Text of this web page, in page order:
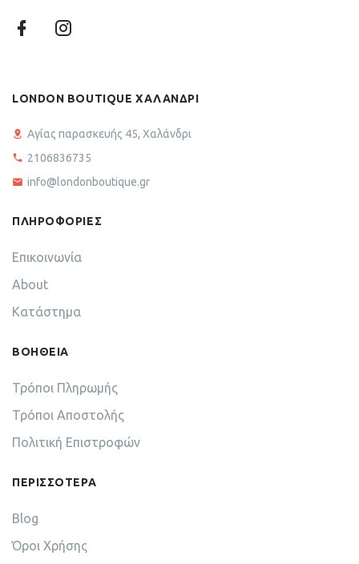
LONDON BOUTIQUE ΧΑΛΑΝΔΡΙ
Αγίας παρασκευής 45, Χαλάνδρι
2106836735
info@londonboutique.gr
ΠΛΗΡΟΦΟΡΙΕΣ
Επικοινωνία
About
Κατάστημα
ΒΟΗΘΕΙΑ
Τρόποι Πληρωμής
Τρόποι Αποστολής
Πολιτική Επιστροφών
ΠΕΡΙΣΣΟΤΕΡΑ
Blog
Όροι Χρήσης